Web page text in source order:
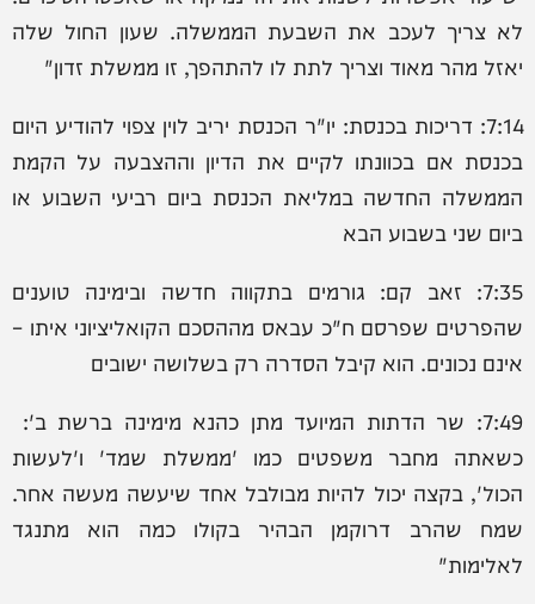
לא צריך לעכב את השבעת הממשלה. שעון החול שלה
יאזל מהר מאוד וצריך לתת לו להתהפך, זו ממשלת זדון"
7:14: דריכות בכנסת: יו"ר הכנסת יריב לוין צפוי להודיע היום
בכנסת אם בכוונתו לקיים את הדיון וההצבעה על הקמת
הממשלה החדשה במליאת הכנסת ביום רביעי השבוע או
ביום שני בשבוע הבא
7:35: ‏זאב קם: גורמים בתקווה חדשה ובימינה טוענים
שהפרטים שפרסם ח"כ עבאס מההסכם הקואליציוני איתו –
אינם נכונים. הוא קיבל הסדרה רק בשלושה ישובים
7:49: שר הדתות המיועד מתן כהנא מימינה ברשת ב':
כשאתה מחבר משפטים כמו 'ממשלת שמד' ו'לעשות
הכול', בקצה יכול להיות מבולבל אחד שיעשה מעשה אחר.
שמח שהרב דרוקמן הבהיר בקולו כמה הוא מתנגד
לאלימות"